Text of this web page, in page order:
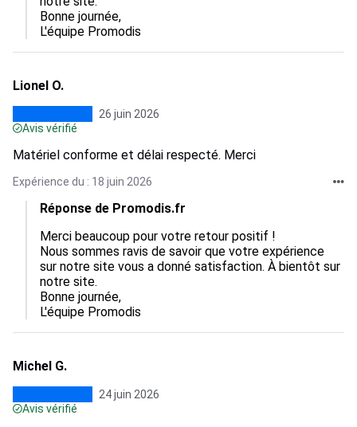
Bonne journée,
L'équipe Promodis
Lionel O.
26 juin 2026
Avis vérifié
Matériel conforme et délai respecté. Merci
Expérience du : 18 juin 2026
Réponse de Promodis.fr
Merci beaucoup pour votre retour positif !
Nous sommes ravis de savoir que votre expérience
sur notre site vous a donné satisfaction. À bientôt sur
notre site.
Bonne journée,
L'équipe Promodis
Michel G.
24 juin 2026
Avis vérifié